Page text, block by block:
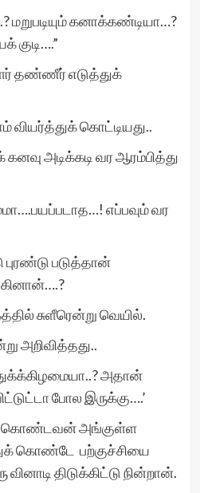
கனாக்கண்டியா…?
தண்ணீர் எடுத்துக்
வியர்த்துக் கொட்டியது..
அடிக்கடி வர ஆரம்பித்து
எப்பவும் வர
புரண்டு படுத்தான்
சுளீரென்று வெயில்.
அறிவித்தது..
அதான்
போல இருக்கு….’
கொண்டவன் அங்குள்ள
கொண்டே பற்குச்சியை
திடுக்கிட்டு நின்றான்.